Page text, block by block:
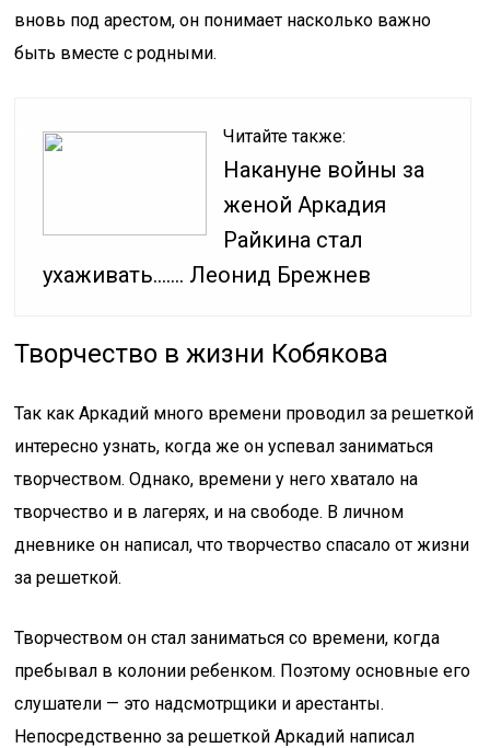
вновь под арестом, он понимает насколько важно
быть вместе с родными.
Читайте также:
Накануне войны за
женой Аркадия
Райкина стал
ухаживать……. Леонид Брежнев
Творчество в жизни Кобякова
Так как Аркадий много времени проводил за решеткой
интересно узнать, когда же он успевал заниматься
творчеством. Однако, времени у него хватало на
творчество и в лагерях, и на свободе. В личном
дневнике он написал, что творчество спасало от жизни
за решеткой.
Творчеством он стал заниматься со времени, когда
пребывал в колонии ребенком. Поэтому основные его
слушатели — это надсмотрщики и арестанты.
Непосредственно за решеткой Аркадий написал